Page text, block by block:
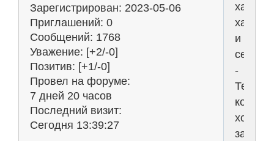
Зарегистрирован: 2023-05-06
Приглашений: 0
Сообщений: 1768
Уважение: [+2/-0]
Позитив: [+1/-0]
Провел на форуме:
7 дней 20 часов
Последний визит:
Сегодня 13:39:27
хайпе,
халяве
и
сексе"
-
Те,
кому
хочется